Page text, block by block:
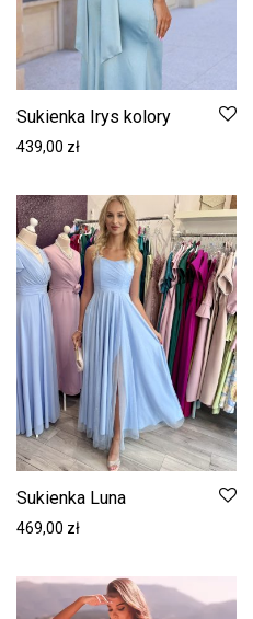
Sukienka Irys kolory
439,00 zł
Sukienka Luna
469,00 zł